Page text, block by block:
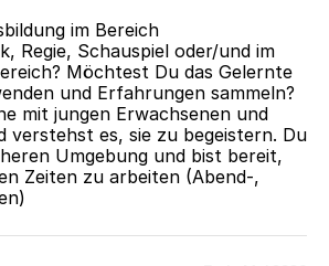
im Bereich
Regie, Schauspiel oder/und im
Möchtest Du das Gelernte
und Erfahrungen sammeln?
mit jungen Erwachsenen und
verstehst es, sie zu begeistern. Du
Umgebung und bist bereit,
Zeiten zu arbeiten (Abend-,